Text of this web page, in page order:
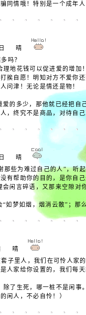
同情哦！特别是一个成年
日 晴
吗？
理地花钱可以促进爱的增
挨自愿！明知对方不爱你
问津！无论是情还是物！
爱的多少，那他就已经把自
，终究不是商品，对待自
日 晴
那些为难过自己的人”，听
有帮助你的目的，是你自
闲言碎语，又那来空隙对
“如梦如烟，烟消云散”；那
日 晴
子里人，我们在可怜人家
人家给你设置的，我们每
除了生死，哪一桩不是闲
闲人，不必自怜！）